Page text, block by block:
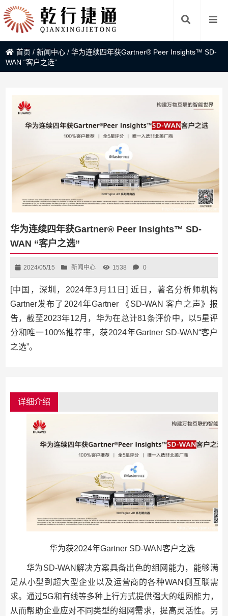
首页 /新闻中心 /华为连续四年获Gartner® Peer Insights™ SD-
WAN “客户之选”
华为连续四年获Gartner® Peer Insights™ SD-
WAN “客户之选”
2024/05/15 新闻中心 1538 0
[中国，深圳，2024年3月11日] 近日，著名分析师机构
Gartner发布了2024年Gartner 《SD-WAN 客户之声》报
告，截至2023年12月，华为在总计81条评价中，以5星评
分和唯一100%推荐率，获2024年Gartner SD-WAN“客户
之选”。
详细介绍
华为获2024年Gartner SD-WAN客户之选
华为SD-WAN解决方案具备出色的组网能力，能够满
足从小型到超大型企业以及运营商的各种WAN侧互联需
求。通过5G和有线等多种上行方式提供强大的组网能力，
从而帮助企业应对不同类型的组网需求，提高灵活性。另